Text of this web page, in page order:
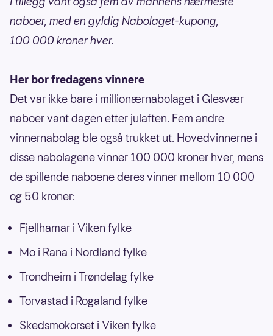
naboer, med en gyldig Nabolaget-kupong,
100 000 kroner hver.
Her bor fredagens vinnere
Det var ikke bare i millionærnabolaget i Glesvær
naboer vant dagen etter julaften. Fem andre
vinnernabolag ble også trukket ut. Hovedvinnerne i
disse nabolagene vinner 100 000 kroner hver, mens
de spillende naboene deres vinner mellom 10 000
og 50 kroner:
Fjellhamar i Viken fylke
Mo i Rana i Nordland fylke
Trondheim i Trøndelag fylke
Torvastad i Rogaland fylke
Skedsmokorset i Viken fylke